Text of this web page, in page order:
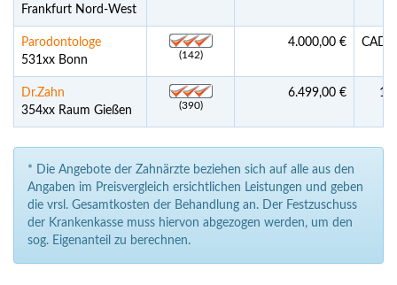
Frankfurt Nord-West
Parodontologe
531xx Bonn
(142)
4.000,00 € CAD/
Dr.Zahn
354xx Raum Gießen
(390)
6.499,00 €
* Die Angebote der Zahnärzte beziehen sich auf alle aus den
Angaben im Preisvergleich ersichtlichen Leistungen und geben
die vrsl. Gesamtkosten der Behandlung an. Der Festzuschuss
der Krankenkasse muss hiervon abgezogen werden, um den
sog. Eigenanteil zu berechnen.